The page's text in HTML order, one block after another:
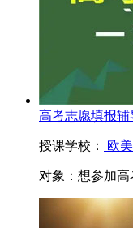
高考志愿填报辅
授课学校： 欧
对象： 想参加高